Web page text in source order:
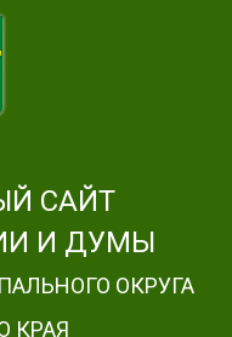
САЙТ
И ДУМЫ
ОКРУГА
КРАЯ